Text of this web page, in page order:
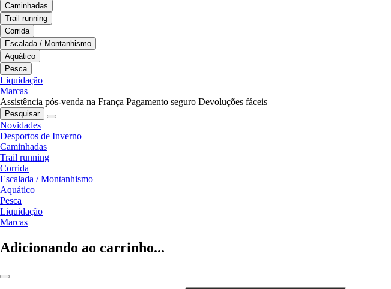
Caminhadas
Trail running
Corrida
Escalada / Montanhismo
Aquático
Pesca
Liquidação
Marcas
Assistência pós-venda na França Pagamento seguro Devoluções fáceis
Pesquisar
Novidades
Desportos de Inverno
Caminhadas
Trail running
Corrida
Escalada / Montanhismo
Aquático
Pesca
Liquidação
Marcas
Adicionando ao carrinho...